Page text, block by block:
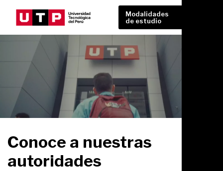
Modalidades
de estudio
Conoce a nuestras
autoridades